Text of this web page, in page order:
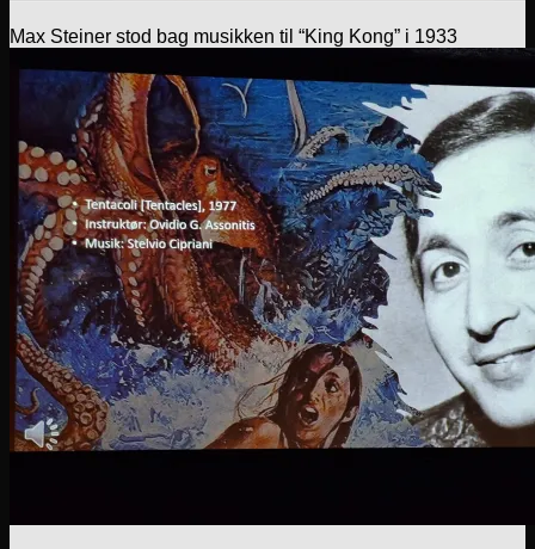
Max Steiner stod bag musikken til “King Kong” i 1933